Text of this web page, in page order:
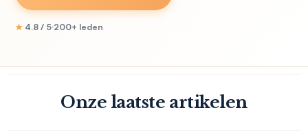
★ 4.8 / 5 200+ leden
Onze laatste artikelen